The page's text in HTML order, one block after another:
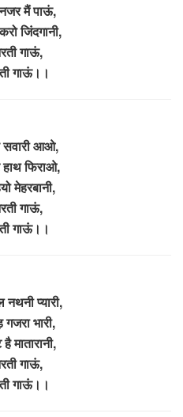
नजर मैं पाऊं,
जिंदगानी,
गाऊं,
गाऊं।।
आओ,
हाथ फिराओ,
मेहरबानी,
गाऊं,
गाऊं।।
नथनी प्यारी,
भारी,
मातारानी,
गाऊं,
गाऊं।।